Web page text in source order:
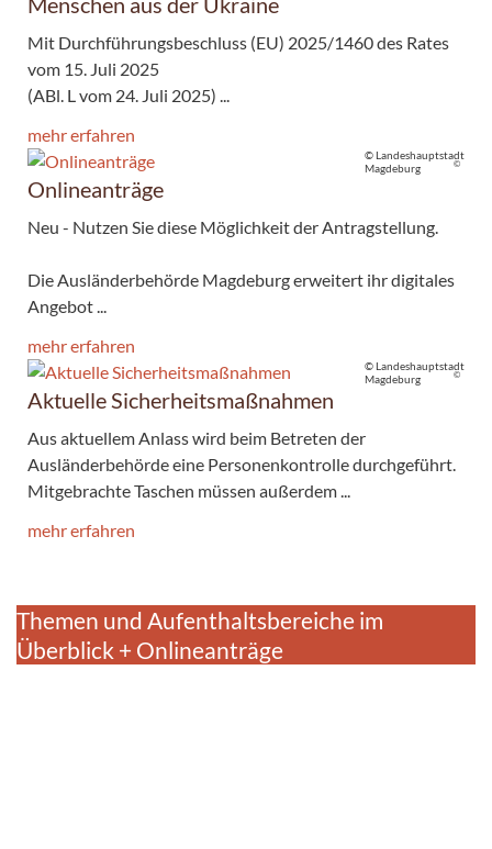
Mit Durchführungsbeschluss (EU) 2025/1460 des Rates
vom 15. Juli 2025
(ABl. L vom 24. Juli 2025) ...
mehr erfahren
©
© Landeshauptstadt
Magdeburg
Onlineanträge
Neu - Nutzen Sie diese Möglichkeit der Antragstellung.
Die Ausländerbehörde Magdeburg erweitert ihr digitales
Angebot ...
mehr erfahren
©
© Landeshauptstadt
Magdeburg
Aktuelle Sicherheitsmaßnahmen
Aus aktuellem Anlass wird beim Betreten der
Ausländerbehörde eine Personenkontrolle durchgeführt.
Mitgebrachte Taschen müssen außerdem ...
mehr erfahren
Themen und Aufenthaltsbereiche im
Überblick + Onlineanträge